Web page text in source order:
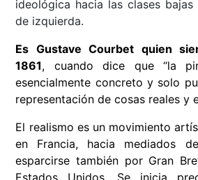
ideológica hacia las clases
de izquierda.
Es Gustave Courbet quien
1861, cuando dice que “la
esencialmente concreto y solo
representación de cosas reales y
El realismo es un movimiento
en Francia, hacia mediados
esparcirse también por Gran